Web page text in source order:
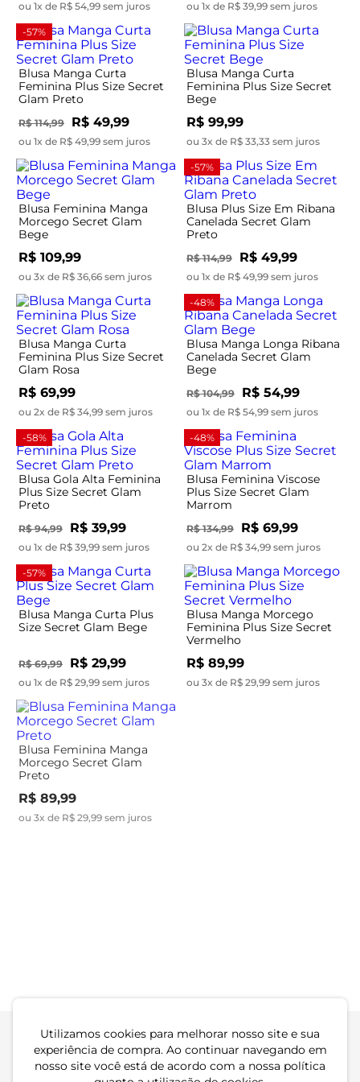
Utilizamos cookies para melhorar nosso site e sua
experiência de compra. Ao continuar navegando em
nosso site você está de acordo com a nossa política
ou 1x de R$ 54,99 sem juros ou 1x de R$ 39,99 sem juros
-57%
Blusa Manga Curta
Feminina Plus Size Secret
Glam Preto
R$ 114,99 R$ 49,99
ou 1x de R$ 49,99 sem juros
Blusa Manga Curta
Feminina Plus Size Secret
Bege
R$ 99,99
ou 3x de R$ 33,33 sem juros
Blusa Feminina Manga
Morcego Secret Glam
Bege
R$ 109,99
ou 3x de R$ 36,66 sem juros
-57%
Blusa Plus Size Em Ribana
Canelada Secret Glam
Preto
R$ 114,99 R$ 49,99
ou 1x de R$ 49,99 sem juros
Blusa Manga Curta
Feminina Plus Size Secret
Glam Rosa
R$ 69,99
ou 2x de R$ 34,99 sem juros
-48%
Blusa Manga Longa Ribana
Canelada Secret Glam
Bege
R$ 104,99 R$ 54,99
ou 1x de R$ 54,99 sem juros
-58%
Blusa Gola Alta Feminina
Plus Size Secret Glam
Preto
R$ 94,99 R$ 39,99
ou 1x de R$ 39,99 sem juros
-48%
Blusa Feminina Viscose
Plus Size Secret Glam
Marrom
R$ 134,99 R$ 69,99
ou 2x de R$ 34,99 sem juros
-57%
Blusa Manga Curta Plus
Size Secret Glam Bege
R$ 69,99 R$ 29,99
ou 1x de R$ 29,99 sem juros
Blusa Manga Morcego
Feminina Plus Size Secret
Vermelho
R$ 89,99
ou 3x de R$ 29,99 sem juros
Blusa Feminina Manga
Morcego Secret Glam
Preto
R$ 89,99
ou 3x de R$ 29,99 sem juros
Atendimento Dúvidas Trocas Conta